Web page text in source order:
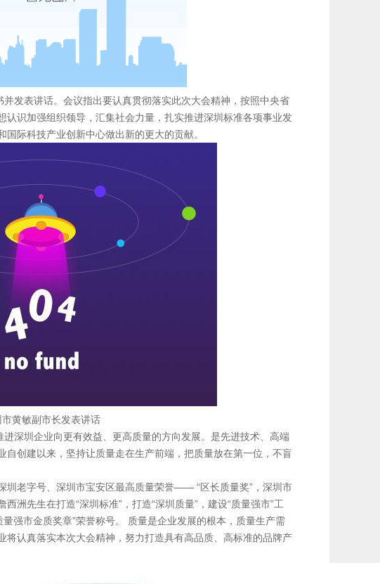
发表讲话。会议指出要认真贯彻落实此次大会精神，按照中央省
认识加强组织领导，汇集社会力量，扎实推进深圳标准各项事业发
际科技产业创新中心做出新的更大的贡献。
市黄敏副市长发表讲话
深圳企业向更有效益、更高质量的方向发展。是先进技术、高端
自创建以来，坚持让质量走在生产前端，把质量放在第一位，不盲
圳老字号、深圳市宝安区最高质量荣誉—— “区长质量奖”，深圳市
洲先生在打造“深圳标准”，打造“深圳质量”，建设“质量强市”工
强市金质奖章”荣誉称号。 质量是企业发展的根本，质量生产需
将认真落实本次大会精神，努力打造具有高品质、高标准的品牌产